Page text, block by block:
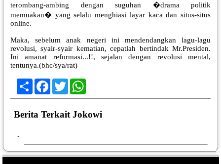
terombang-ambing dengan suguhan �drama politik
memuakan� yang selalu menghiasi layar kaca dan situs-situs
online.
Maka, sebelum anak negeri ini mendendangkan lagu-lagu
revolusi, syair-syair kematian, cepatlah bertindak Mr.Presiden.
Ini amanat reformasi...!!, sejalan dengan revolusi mental,
tentunya.(bhc/sya/rat)
ShareFacebook
TwitterWhatsApp
Berita Terkait Jokowi
•